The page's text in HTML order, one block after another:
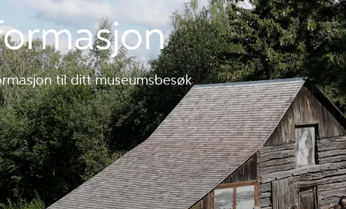
til ditt museumsbesøk